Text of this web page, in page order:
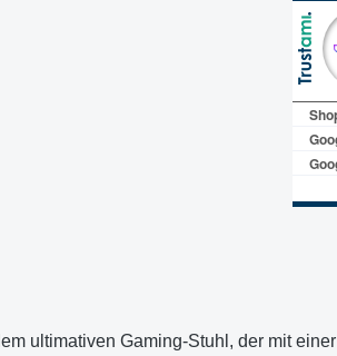
ultimativen Gaming-Stuhl, der mit einer